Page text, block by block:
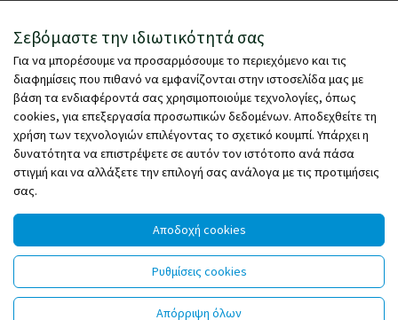
SECURED PAYMENTS
© Copyright 2026 - relaxpools.com - All rights reserved -
Powered byWefia
Σεβόμαστε την ιδιωτικότητά σας
Για να μπορέσουμε να προσαρμόσουμε το περιεχόμενο και τις
διαφημίσεις που πιθανό να εμφανίζονται στην ιστοσελίδα μας με
βάση τα ενδιαφέροντά σας χρησιμοποιούμε τεχνολογίες, όπως
cookies, για επεξεργασία προσωπικών δεδομένων. Αποδεχθείτε τη
χρήση των τεχνολογιών επιλέγοντας το σχετικό κουμπί. Υπάρχει η
δυνατότητα να επιστρέψετε σε αυτόν τον ιστότοπο ανά πάσα
στιγμή και να αλλάξετε την επιλογή σας ανάλογα με τις προτιμήσεις
σας.
Αποδοχή cookies
Ρυθμίσεις cookies
Απόρριψη όλων